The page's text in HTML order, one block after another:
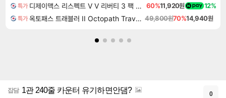
특가 디제이맥스 리스펙트 V V 리버티 3 팩 DJMAX RESPECT V V Liberty 3 Pack DLC 60%11,920원 12%
특가 옥토패스 트래블러 II Octopath Traveler II 49,800원70%14,940원
잡담 1관 240줄 카운터 유기하면안댐? 0